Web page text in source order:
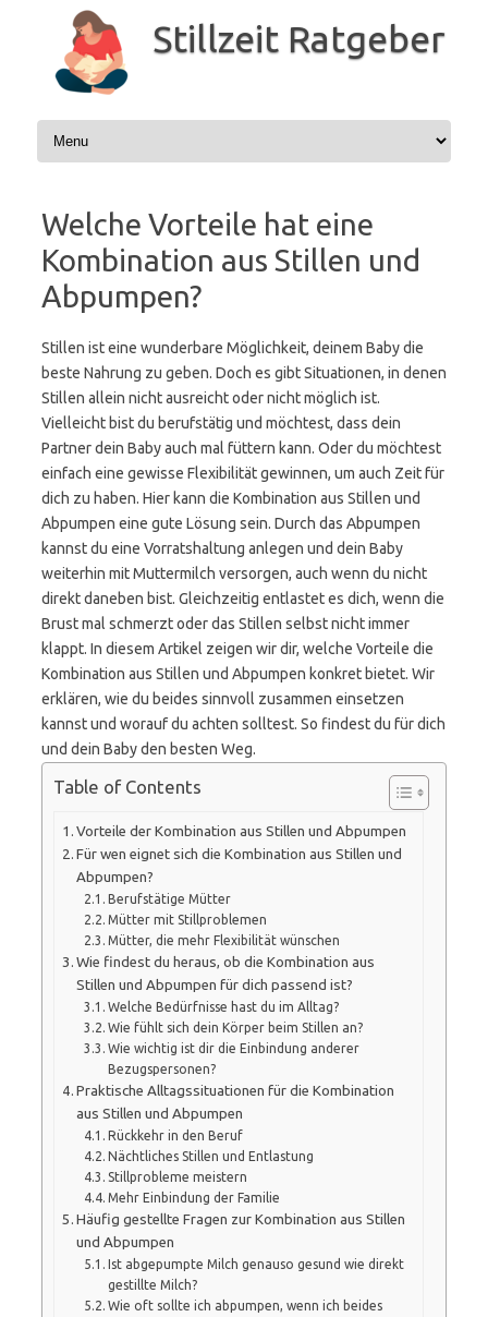
springen
Stillzeit Ratgeber
Welche Vorteile hat eine
Kombination aus Stillen und
Abpumpen?
Stillen ist eine wunderbare Möglichkeit, deinem Baby die
beste Nahrung zu geben. Doch es gibt Situationen, in denen
Stillen allein nicht ausreicht oder nicht möglich ist.
Vielleicht bist du berufstätig und möchtest, dass dein
Partner dein Baby auch mal füttern kann. Oder du möchtest
einfach eine gewisse Flexibilität gewinnen, um auch Zeit für
dich zu haben. Hier kann die Kombination aus Stillen und
Abpumpen eine gute Lösung sein. Durch das Abpumpen
kannst du eine Vorratshaltung anlegen und dein Baby
weiterhin mit Muttermilch versorgen, auch wenn du nicht
direkt daneben bist. Gleichzeitig entlastet es dich, wenn die
Brust mal schmerzt oder das Stillen selbst nicht immer
klappt. In diesem Artikel zeigen wir dir, welche Vorteile die
Kombination aus Stillen und Abpumpen konkret bietet. Wir
erklären, wie du beides sinnvoll zusammen einsetzen
kannst und worauf du achten solltest. So findest du für dich
und dein Baby den besten Weg.
Table of Contents
Vorteile der Kombination aus Stillen und Abpumpen
Für wen eignet sich die Kombination aus Stillen und
Abpumpen?
Berufstätige Mütter
Mütter mit Stillproblemen
Mütter, die mehr Flexibilität wünschen
Wie findest du heraus, ob die Kombination aus
Stillen und Abpumpen für dich passend ist?
Welche Bedürfnisse hast du im Alltag?
Wie fühlt sich dein Körper beim Stillen an?
Wie wichtig ist dir die Einbindung anderer
Bezugspersonen?
Praktische Alltagssituationen für die Kombination
aus Stillen und Abpumpen
Rückkehr in den Beruf
Nächtliches Stillen und Entlastung
Stillprobleme meistern
Mehr Einbindung der Familie
Häufig gestellte Fragen zur Kombination aus Stillen
und Abpumpen
Ist abgepumpte Milch genauso gesund wie direkt
gestillte Milch?
Wie oft sollte ich abpumpen, wenn ich beides